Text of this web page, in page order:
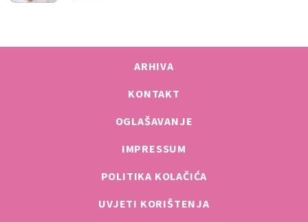
ARHIVA
KONTAKT
OGLAŠAVANJE
IMPRESSUM
POLITIKA KOLAČIĆA
UVJETI KORIŠTENJA